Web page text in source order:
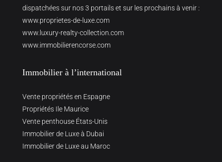
dispatchées sur nos 3 portails et sur les prochains à venir :
www.proprietes-de-luxe.com
www.luxury-realty-collection.com
www.immobilierencorse.com
Immobilier à l’international
Vente propriétés en Espagne
Propriétés Ile Maurice
Vente penthouse États-Unis
Immobilier de Luxe à Dubai
Immobilier de Luxe au Maroc